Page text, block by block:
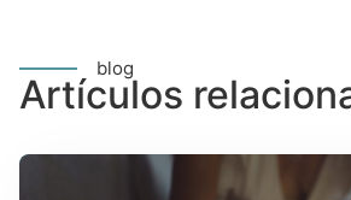
blog
Artículos